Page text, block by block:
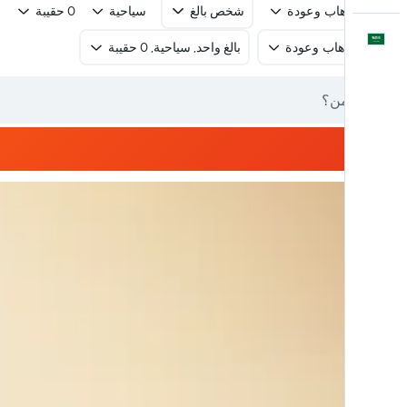
العَرَبِيَّة
رحلة ذهاب وعودة شخص بالغ سياحية 0 حقيبة
رحلة ذهاب وعودة بالغ واحد, سياحية, 0 حقيبة